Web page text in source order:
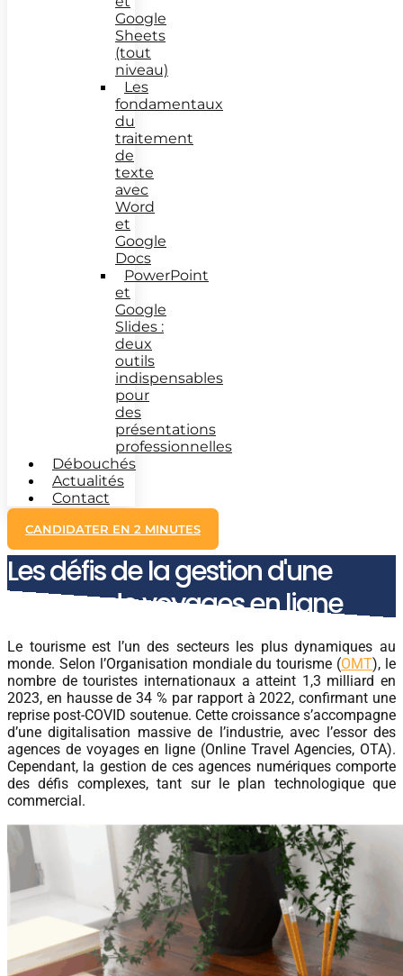
Google
Sheets
(tout
niveau)
Les
fondamentaux
du
traitement
de
texte
avec
Word
et
Google
Docs
PowerPoint
et
Google
Slides :
deux
outils
indispensables
pour
des
présentations
professionnelles
Débouchés
Actualités
Contact
CANDIDATER EN 2 MINUTES
Les défis de la gestion d'une
agence de voyages en ligne
Le tourisme est l’un des secteurs les plus dynamiques au
monde. Selon l’Organisation mondiale du tourisme (OMT), le
nombre de touristes internationaux a atteint 1,3 milliard en
2023, en hausse de 34 % par rapport à 2022, confirmant une
reprise post-COVID soutenue. Cette croissance s’accompagne
d’une digitalisation massive de l’industrie, avec l’essor des
agences de voyages en ligne (Online Travel Agencies, OTA).
Cependant, la gestion de ces agences numériques comporte
des défis complexes, tant sur le plan technologique que
commercial.